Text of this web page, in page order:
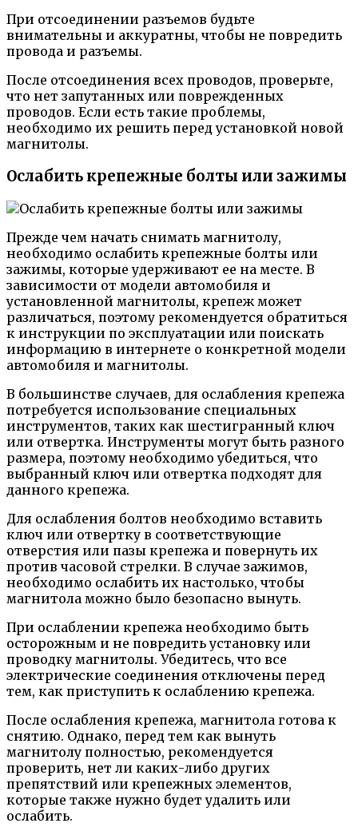
При отсоединении разъемов будьте
внимательны и аккуратны, чтобы не повредить
провода и разъемы.
После отсоединения всех проводов, проверьте,
что нет запутанных или поврежденных
проводов. Если есть такие проблемы,
необходимо их решить перед установкой новой
магнитолы.
Ослабить крепежные болты или зажимы
Прежде чем начать снимать магнитолу,
необходимо ослабить крепежные болты или
зажимы, которые удерживают ее на месте. В
зависимости от модели автомобиля и
установленной магнитолы, крепеж может
различаться, поэтому рекомендуется обратиться
к инструкции по эксплуатации или поискать
информацию в интернете о конкретной модели
автомобиля и магнитолы.
В большинстве случаев, для ослабления крепежа
потребуется использование специальных
инструментов, таких как шестигранный ключ
или отвертка. Инструменты могут быть разного
размера, поэтому необходимо убедиться, что
выбранный ключ или отвертка подходят для
данного крепежа.
Для ослабления болтов необходимо вставить
ключ или отвертку в соответствующие
отверстия или пазы крепежа и повернуть их
против часовой стрелки. В случае зажимов,
необходимо ослабить их настолько, чтобы
магнитола можно было безопасно вынуть.
При ослаблении крепежа необходимо быть
осторожным и не повредить установку или
проводку магнитолы. Убедитесь, что все
электрические соединения отключены перед
тем, как приступить к ослаблению крепежа.
После ослабления крепежа, магнитола готова к
снятию. Однако, перед тем как вынуть
магнитолу полностью, рекомендуется
проверить, нет ли каких-либо других
препятствий или крепежных элементов,
которые также нужно будет удалить или
ослабить.